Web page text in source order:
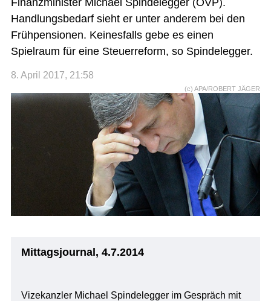
Finanzminister Michael Spindelegger (ÖVP).
Handlungsbedarf sieht er unter anderem bei den
Frühpensionen. Keinesfalls gebe es einen
Spielraum für eine Steuerreform, so Spindelegger.
8. April 2017, 21:58
(c) APA/ROBERT JÄGER
Mittagsjournal, 4.7.2014
Vizekanzler Michael Spindelegger im Gespräch mit